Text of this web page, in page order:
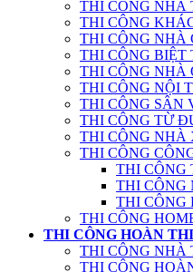
THI CÔNG NHÀ
THI CÔNG
THI CÔNG NHÀ
THI CÔNG BIỆT
THI CÔNG NHÀ
THI CÔNG NỘI
THI CÔNG SÂN
THI CÔNG TỪ
THI CÔNG NHÀ
THI CÔNG
THI CÔNG
THI CÔNG
THI CÔNG
THI CÔNG
THI CÔNG HOÀN
THI CÔNG NHÀ
THI CÔNG